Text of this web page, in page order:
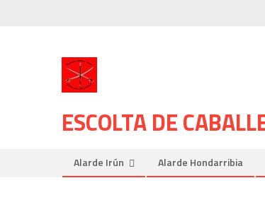
ESCOLTA DE
Alarde Irún Alarde Hondarribia